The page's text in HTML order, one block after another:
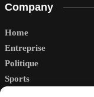
Company
Home
Entreprise
Politique
Sports